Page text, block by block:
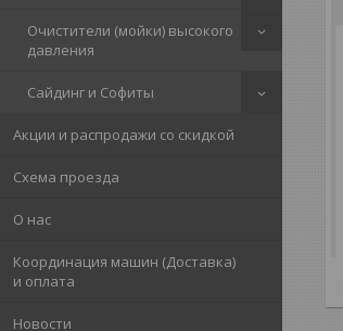
Очистители (мойки) высокого
давления
Сайдинг и Софиты
Акции и распродажи со скидкой
Схема проезда
О нас
Координация машин (Доставка)
и оплата
Новости